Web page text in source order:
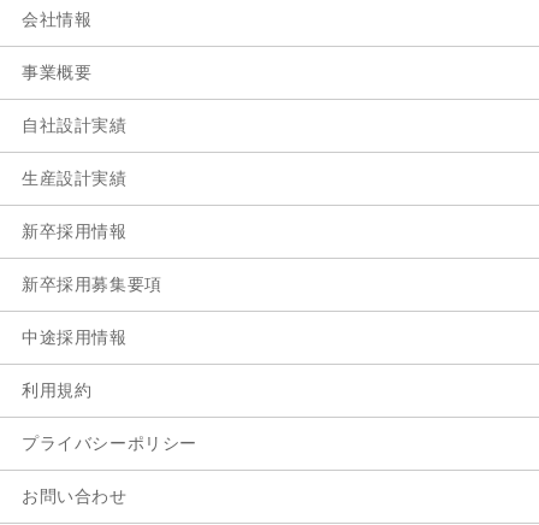
会社情報
事業概要
自社設計実績
生産設計実績
新卒採用情報
新卒採用募集要項
中途採用情報
利用規約
プライバシーポリシー
お問い合わせ